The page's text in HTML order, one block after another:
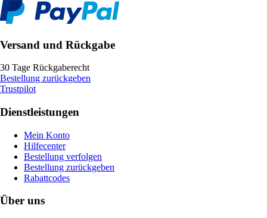
Versand und Rückgabe
30 Tage Rückgaberecht
Bestellung zurückgeben
Trustpilot
Dienstleistungen
Mein Konto
Hilfecenter
Bestellung verfolgen
Bestellung zurückgeben
Rabattcodes
Über uns